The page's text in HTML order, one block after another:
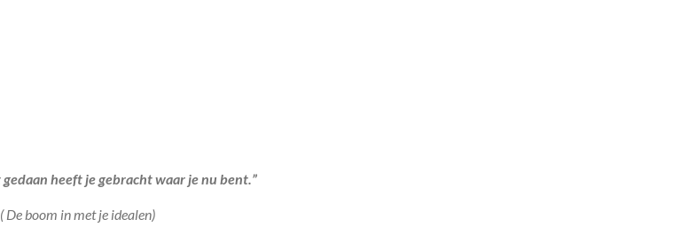
gedaan heeft je gebracht waar je nu bent.”
( De boom in met je idealen)